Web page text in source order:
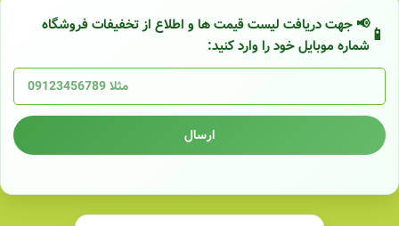
📢 جهت دریافت لیست قیمت ها و اطلاع از تخفیفات فروشگاه
شماره موبایل خود را وارد کنید:
ارسال